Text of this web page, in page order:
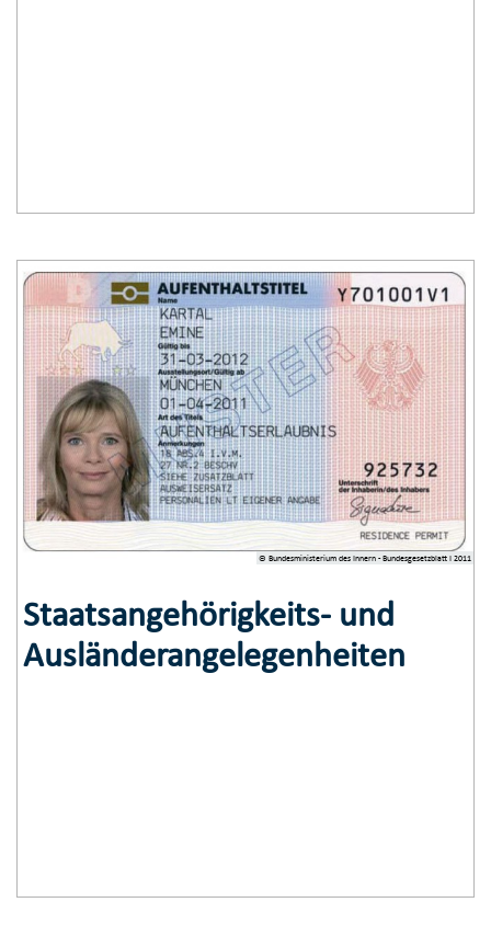
© Bundesministerium des Innern - Bundesgesetzblatt I 2011
Staatsangehörigkeits- und
Ausländerangelegenheiten